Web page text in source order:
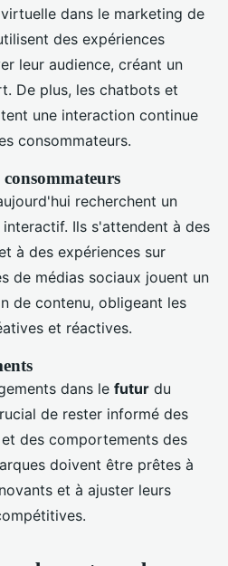
dans le marketing de
des expériences
leur audience, créant un
De plus, les chatbots et
une interaction continue
consommateurs.
consommateurs
recherchent un
Ils s'attendent à des
à des expériences sur
de médias sociaux jouent un
de contenu, obligeant les
et réactives.
dans le futur du
de rester informé des
des comportements des
doivent être prêtes à
et à ajuster leurs